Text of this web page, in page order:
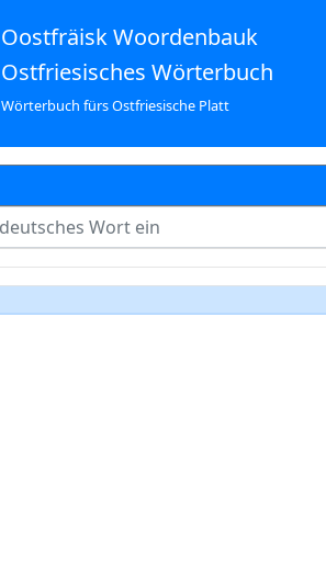
Oostfräisk Woordenbauk
Ostfriesisches Wörterbuch
Wörterbuch fürs Ostfriesische Platt